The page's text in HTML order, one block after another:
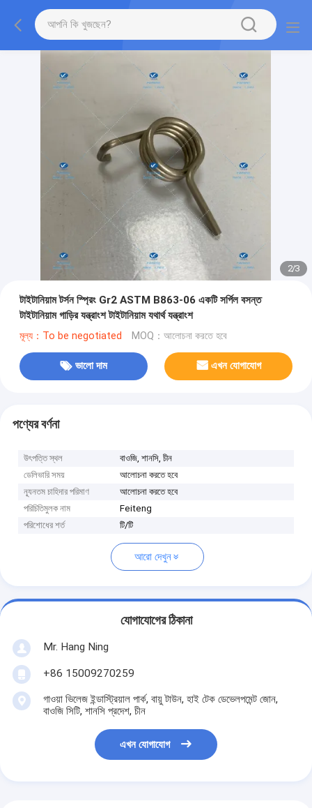
2/3
টাইটানিয়াম টর্সন স্প্রিং Gr2 ASTM B863-06 একটি সর্পিল বসন্ত
টাইটানিয়াম গাড়ির যন্ত্রাংশ টাইটানিয়াম যথার্থ যন্ত্রাংশ
মূল্য：To be negotiated MOQ：আলোচনা করতে হবে
ভালো দাম এখন যোগাযোগ
পণ্যের বর্ণনা
উৎপত্তি স্থল
বাওজি, শানসি, চীন
ডেলিভারি সময়
আলোচনা করতে হবে
ন্যূনতম চাহিদার পরিমাণ
আলোচনা করতে হবে
পরিচিতিমুলক নাম
Feiteng
পরিশোধের শর্ত
টি/টি
আরো দেখুন
যোগাযোগের ঠিকানা
Mr. Hang Ning
+86 15009270259
গাওয়া ভিলেজ ইন্ডাস্ট্রিয়াল পার্ক, বায়ু টাউন, হাই টেক ডেভেলপমেন্ট জোন,
বাওজি সিটি, শানসি প্রদেশ, চীন
এখন যোগাযোগ